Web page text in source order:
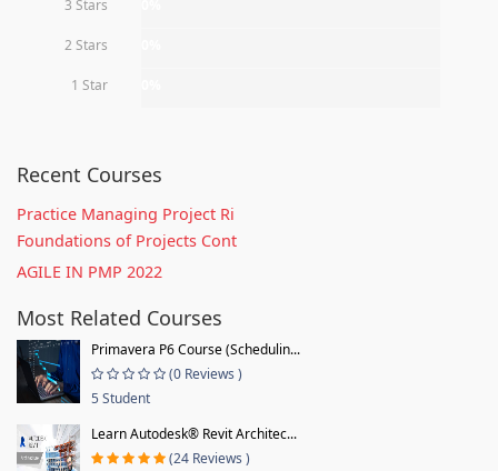
3 Stars
2 Stars
1 Star
Recent Courses
Practice Managing Project Ri
Foundations of Projects Cont
AGILE IN PMP 2022
Most Related Courses
Primavera P6 Course (Schedulin...
(0 Reviews )
5 Student
Learn Autodesk® Revit Architec...
(24 Reviews )